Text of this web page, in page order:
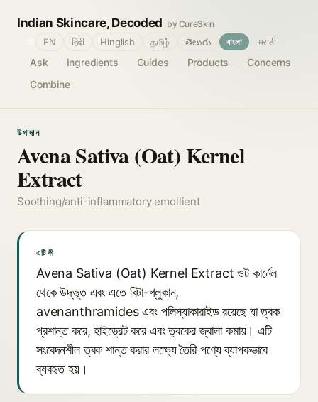
Indian Skincare, Decoded by CureSkin
Ask Ingredients Guides Products
Concerns
Combine
EN हिंदी Hinglish தமிழ் తెలుగు বাংলা मराठी
উপাদান
Avena Sativa (Oat) Kernel
Extract
Soothing/anti-inflammatory emollient
এটি কী
Avena Sativa (Oat) Kernel Extract ওট কার্নেল
থেকে উদ্ভূত এবং এতে বিটা-গ্লুকান,
avenanthramides এবং পলিস্যাকারাইড রয়েছে যা ত্বক
প্রশান্ত করে, হাইড্রেট করে এবং ত্বকের জ্বালা কমায়। এটি
সংবেদনশীল ত্বক শান্ত করার লক্ষ্যে তৈরি পণ্যে ব্যাপকভাবে
ব্যবহৃত হয়।